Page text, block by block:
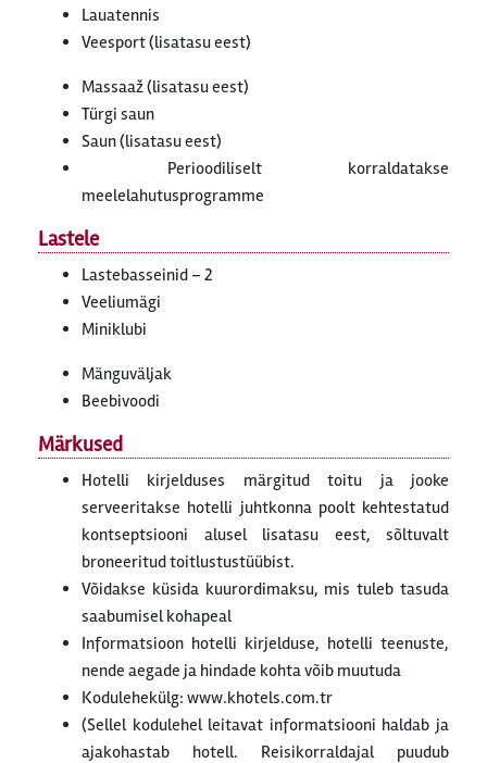
Lauatennis
Veesport (lisatasu eest)
Massaaž (lisatasu eest)
Türgi saun
Saun (lisatasu eest)
Perioodiliselt korraldatakse
meelelahutusprogramme
Lastele
Lastebasseinid – 2
Veeliumägi
Miniklubi
Mänguväljak
Beebivoodi
Märkused
Hotelli kirjelduses märgitud toitu ja jooke
serveeritakse hotelli juhtkonna poolt kehtestatud
kontseptsiooni alusel lisatasu eest, sõltuvalt
broneeritud toitlustustüübist.
Võidakse küsida kuurordimaksu, mis tuleb tasuda
saabumisel kohapeal
Informatsioon hotelli kirjelduse, hotelli teenuste,
nende aegade ja hindade kohta võib muutuda
Kodulehekülg: www.khotels.com.tr
(Sellel kodulehel leitavat informatsiooni haldab ja
ajakohastab hotell. Reisikorraldajal puudub